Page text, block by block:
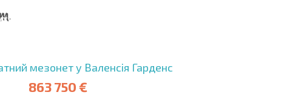
мезонет у Валенсія Гарденс
863 750 €